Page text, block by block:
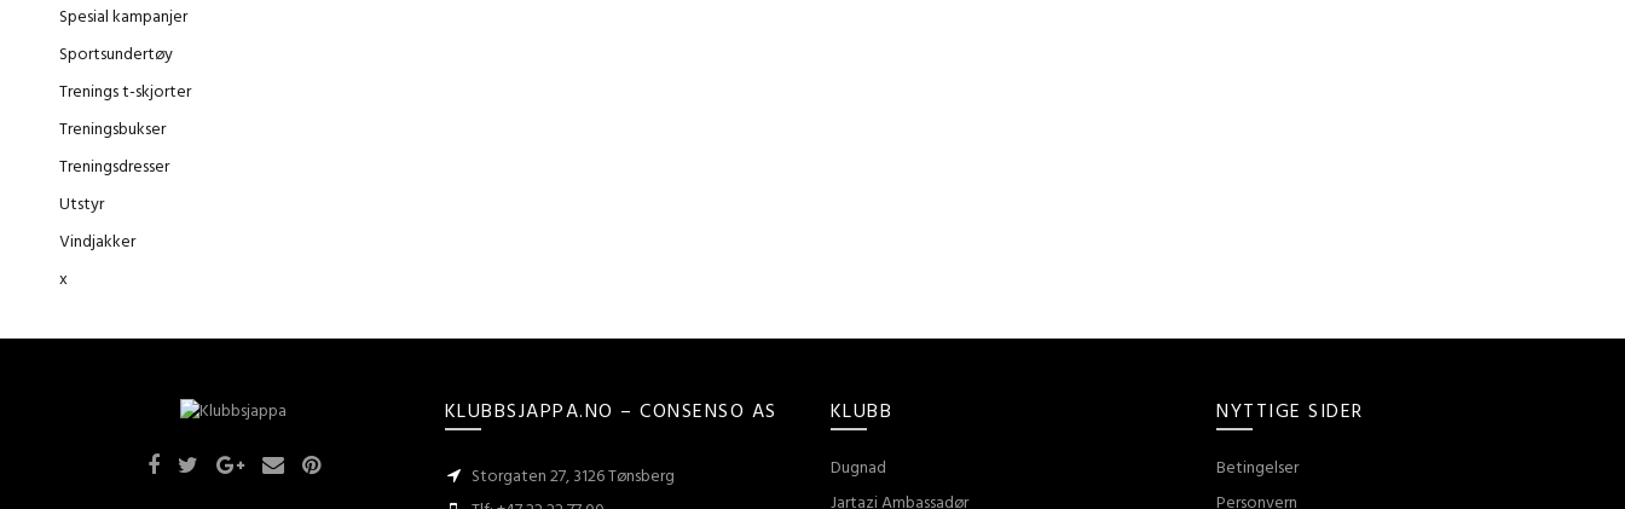
Spesial kampanjer
Sportsundertøy
Trenings t-skjorter
Treningsbukser
Treningsdresser
Utstyr
Vindjakker
x
KLUBBSJAPPA.NO – CONSENSO AS
Storgaten 27, 3126 Tønsberg
KLUBB
Dugnad
NYTTIGE SIDER
Betingelser